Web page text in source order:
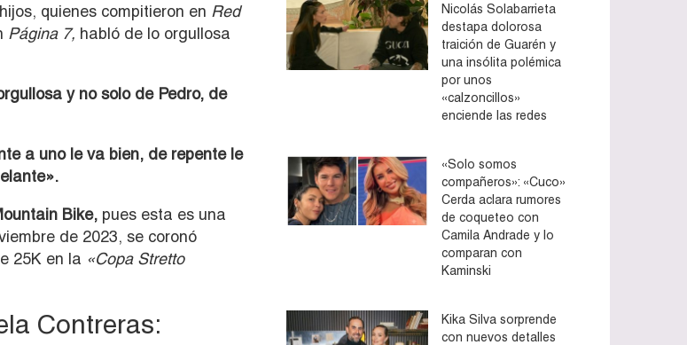
quienes compitieron en Red
Página 7, habló de lo orgullosa
y no solo de Pedro, de
a uno le va bien, de repente le
Bike, pues esta es una
de 2023, se coronó
25K en la «Copa Stretto
Contreras:
Nicolás Solabarrieta
destapa dolorosa
traición de Guarén y
una insólita polémica
por unos
«calzoncillos»
enciende las redes
«Solo somos
compañeros»: «Cuco»
Cerda aclara rumores
de coqueteo con
Camila Andrade y lo
comparan con
Kaminski
Kika Silva sorprende
con nuevos detalles